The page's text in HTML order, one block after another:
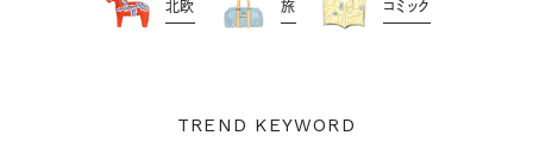
北欧 旅 コミック
TREND KEYWORD